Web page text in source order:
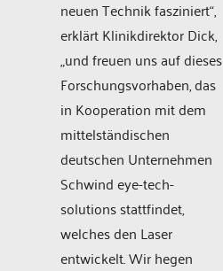
neuen Technik fasziniert“,
erklärt Klinikdirektor Dick,
„und freuen uns auf dieses
Forschungsvorhaben, das
in Kooperation mit dem
mittelständischen
deutschen Unternehmen
Schwind eye-tech-
solutions stattfindet,
welches den Laser
entwickelt. Wir hegen